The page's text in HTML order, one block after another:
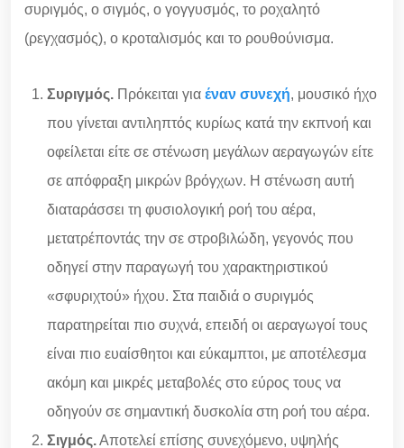
συριγμός, ο σιγμός, ο γογγυσμός, το ροχαλητό
(ρεγχασμός), ο κροταλισμός και το ρουθούνισμα.
Συριγμός. Πρόκειται για έναν συνεχή, μουσικό ήχο
που γίνεται αντιληπτός κυρίως κατά την εκπνοή και
οφείλεται είτε σε στένωση μεγάλων αεραγωγών είτε
σε απόφραξη μικρών βρόγχων. Η στένωση αυτή
διαταράσσει τη φυσιολογική ροή του αέρα,
μετατρέποντάς την σε στροβιλώδη, γεγονός που
οδηγεί στην παραγωγή του χαρακτηριστικού
«σφυριχτού» ήχου. Στα παιδιά ο συριγμός
παρατηρείται πιο συχνά, επειδή οι αεραγωγοί τους
είναι πιο ευαίσθητοι και εύκαμπτοι, με αποτέλεσμα
ακόμη και μικρές μεταβολές στο εύρος τους να
οδηγούν σε σημαντική δυσκολία στη ροή του αέρα.
Σιγμός.Αποτελεί επίσης συνεχόμενο, υψηλής